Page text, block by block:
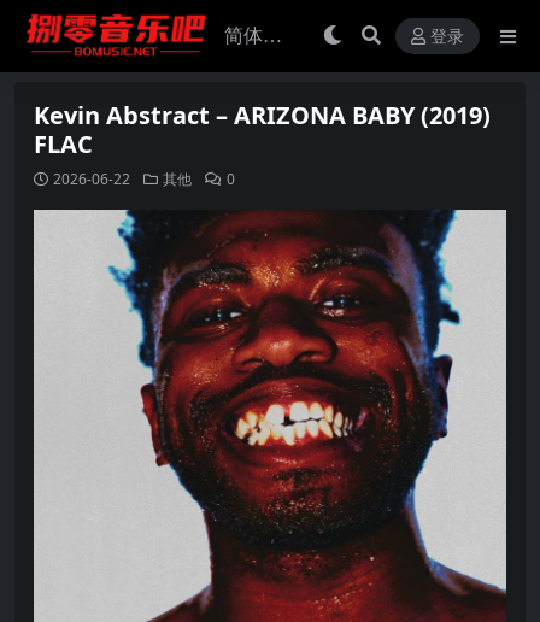
登录
Kevin Abstract – ARIZONA BABY (2019)
FLAC
2026-06-22 其他 0